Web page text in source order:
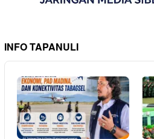
INFO TAPANULI